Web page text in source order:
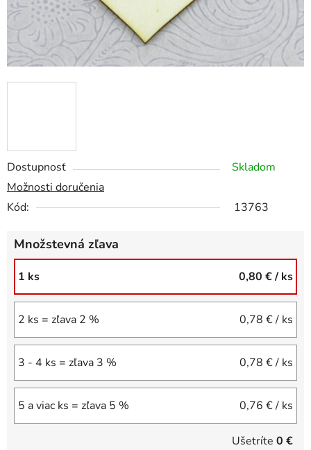
Dostupnosť
Skladom
Možnosti doručenia
Kód:
13763
Množstevná zľava
1 ks 0,80 €/ ks
2 ks = zľava 2 % 0,78 €/ ks
3 - 4 ks = zľava 3 % 0,78 €/ ks
5 a viac ks = zľava 5 % 0,76 €/ ks
Ušetríte 0 €